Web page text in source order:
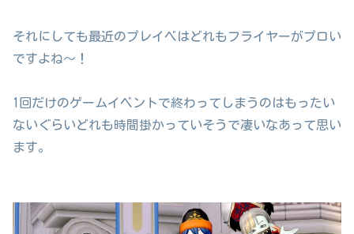
それにしても最近のプレイベはどれもフライヤーがプロい
ですよね～！
1回だけのゲームイベントで終わってしまうのはもったい
ないぐらいどれも時間掛かっていそうで凄いなあって思い
ます。